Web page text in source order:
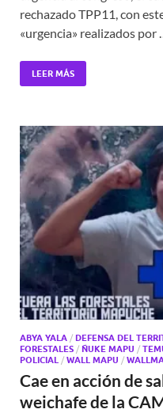
rechazado TPP11, con
«urgencia» realizados por …
LEER MÁS
ABYA YALA / DEFENSA DEL
FORESTALES / ÑUKE MAPU /
POLICIAL / WALL MAPU /
Cae en acción de
weichafe de la